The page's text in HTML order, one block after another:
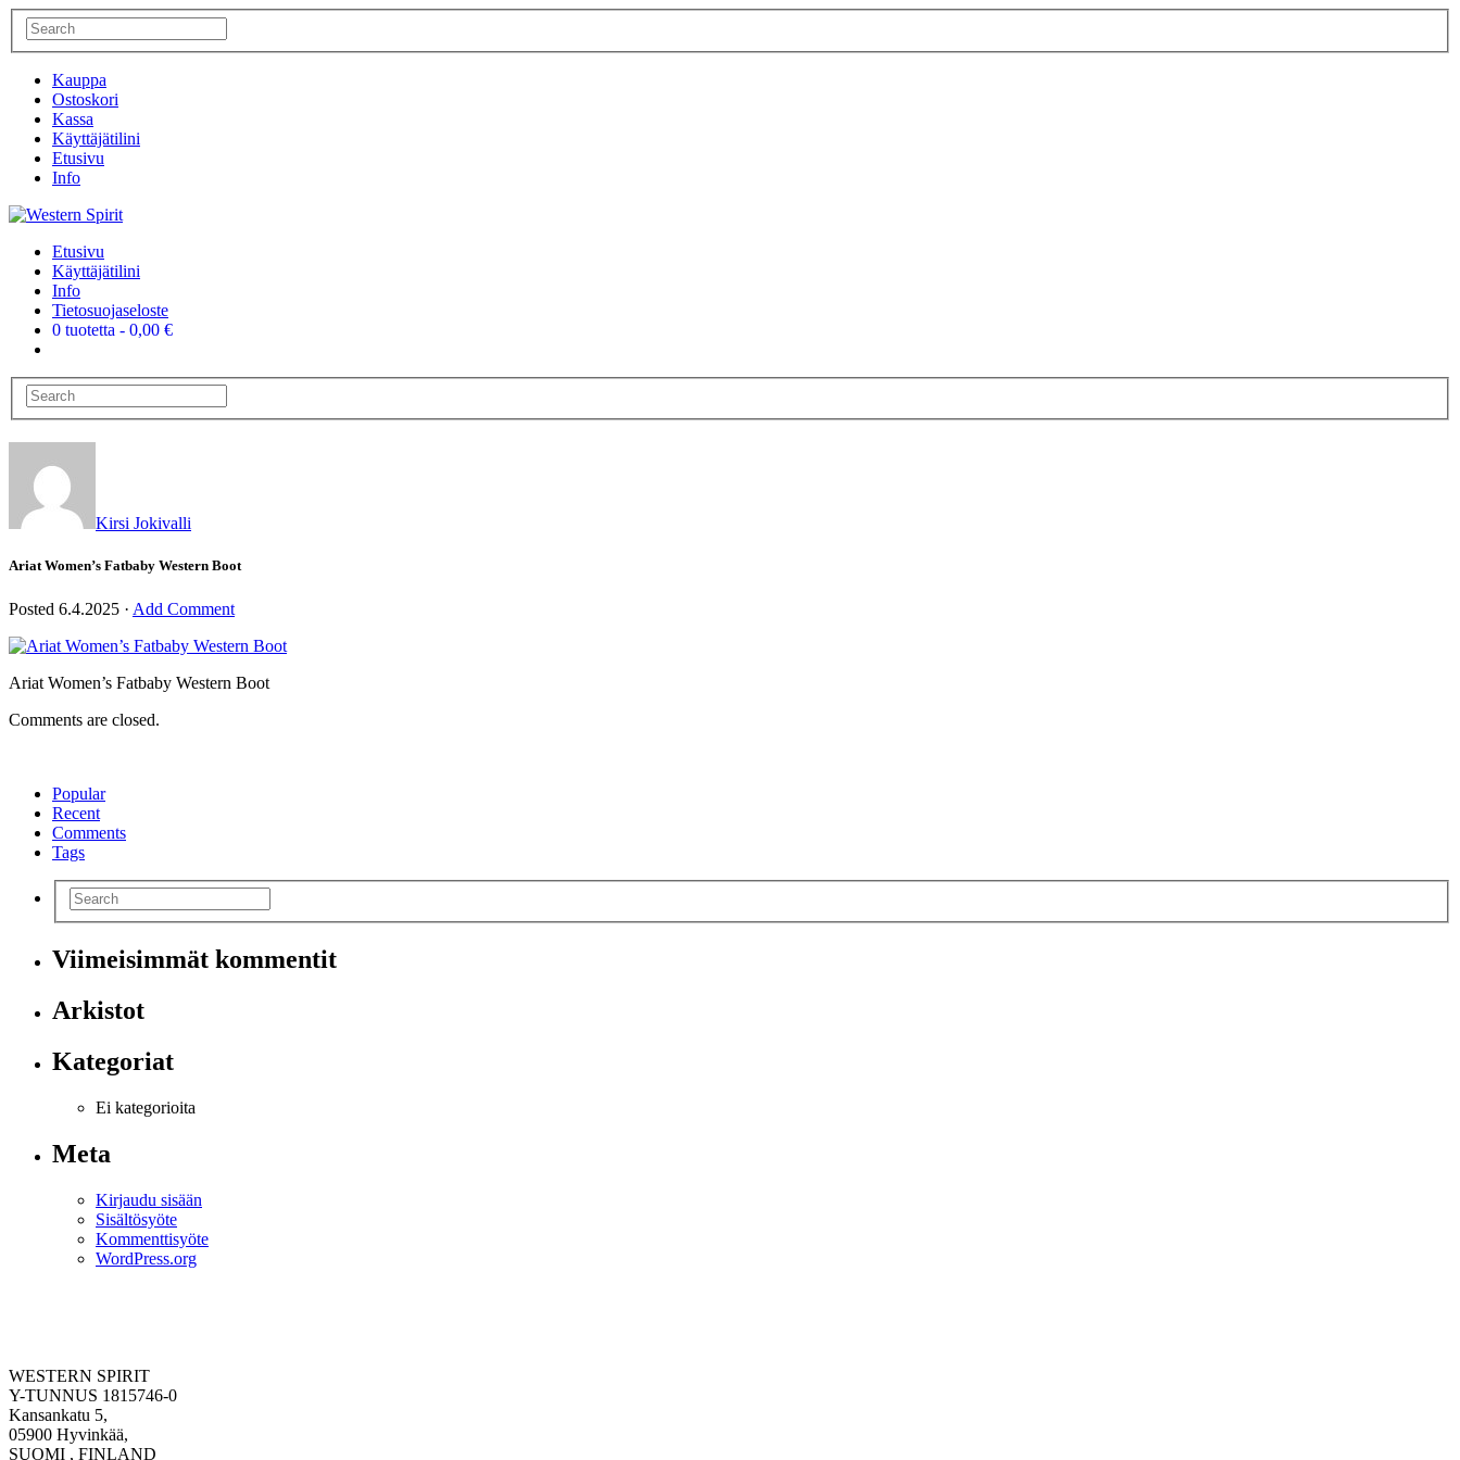
Kauppa
Ostoskori
Kassa
Käyttäjätilini
Etusivu
Info
Etusivu
Käyttäjätilini
Info
Tietosuojaseloste
0 tuotetta
0,00 €
Kirsi Jokivalli
Ariat Women’s Fatbaby Western Boot
Posted 6.4.2025 · Add Comment
Ariat Women’s Fatbaby Western Boot
Comments are closed.
Popular
Recent
Comments
Tags
Viimeisimmät kommentit
Arkistot
Kategoriat
Ei kategorioita
Meta
Kirjaudu sisään
Sisältösyöte
Kommenttisyöte
WordPress.org
WESTERN SPIRIT
Y-TUNNUS 1815746-0
Kansankatu 5,
05900 Hyvinkää,
SUOMI , FINLAND